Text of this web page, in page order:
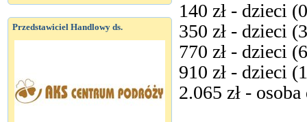
Przedstawiciel Handlowy ds.
140 zł - dzieci
350 zł - dzieci
770 zł - dzieci
910 zł - dzieci
2.065 zł -